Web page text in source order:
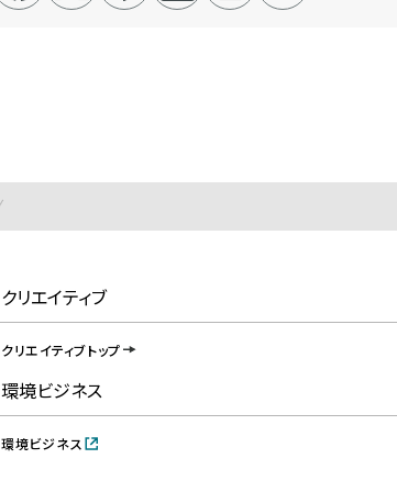
クリエイティブ
クリエイティブトップ
環境ビジネス
環境ビジネス